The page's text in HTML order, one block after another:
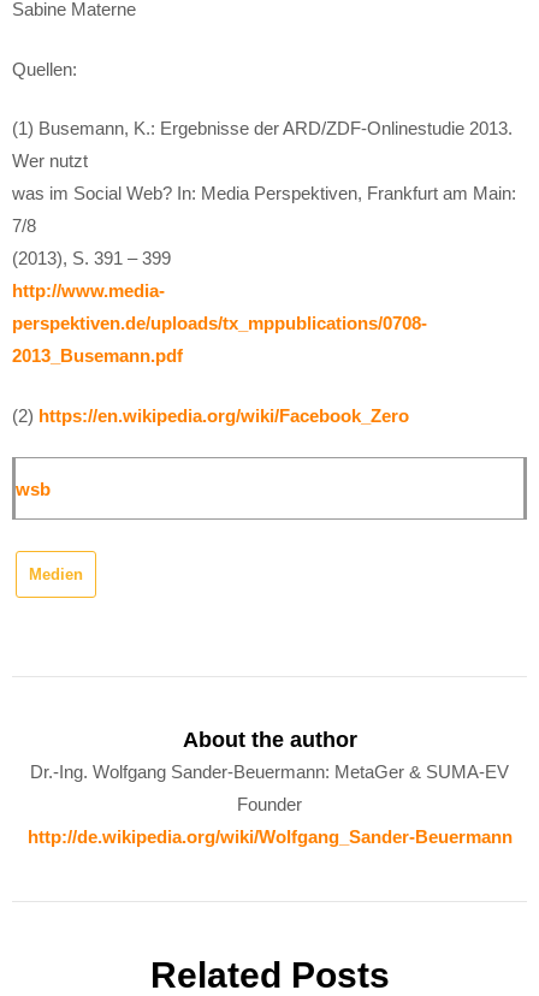
Sabine Materne
Quellen:
(1) Busemann, K.: Ergebnisse der ARD/ZDF-Onlinestudie 2013.
Wer nutzt
was im Social Web? In: Media Perspektiven, Frankfurt am Main:
7/8
(2013), S. 391 – 399
http://www.media-
perspektiven.de/uploads/tx_mppublications/0708-
2013_Busemann.pdf
(2) https://en.wikipedia.org/wiki/Facebook_Zero
wsb
Medien
About the author
Dr.-Ing. Wolfgang Sander-Beuermann: MetaGer & SUMA-EV
Founder
http://de.wikipedia.org/wiki/Wolfgang_Sander-Beuermann
Related Posts